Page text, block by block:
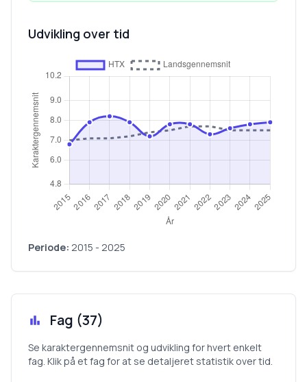
Udvikling over tid
Periode: 2015 - 2025
Fag (37)
Se karaktergennemsnit og udvikling for hvert enkelt
fag. Klik på et fag for at se detaljeret statistik over tid.